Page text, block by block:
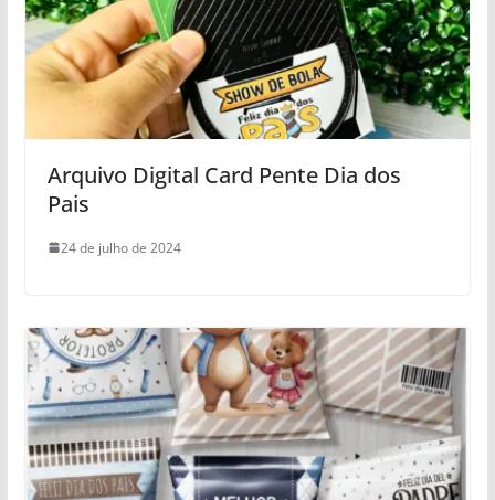
Arquivo Digital Card Pente Dia dos
Pais
24 de julho de 2024